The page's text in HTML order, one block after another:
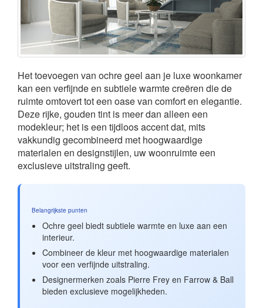
Het toevoegen van ochre geel aan je luxe woonkamer
kan een verfijnde en subtiele warmte creëren die de
ruimte omtovert tot een oase van comfort en elegantie.
Deze rijke, gouden tint is meer dan alleen een
modekleur; het is een tijdloos accent dat, mits
vakkundig gecombineerd met hoogwaardige
materialen en designstijlen, uw woonruimte een
exclusieve uitstraling geeft.
Belangrijkste punten
Ochre geel biedt subtiele warmte en luxe aan een
interieur.
Combineer de kleur met hoogwaardige materialen
voor een verfijnde uitstraling.
Designermerken zoals Pierre Frey en Farrow & Ball
bieden exclusieve mogelijkheden.